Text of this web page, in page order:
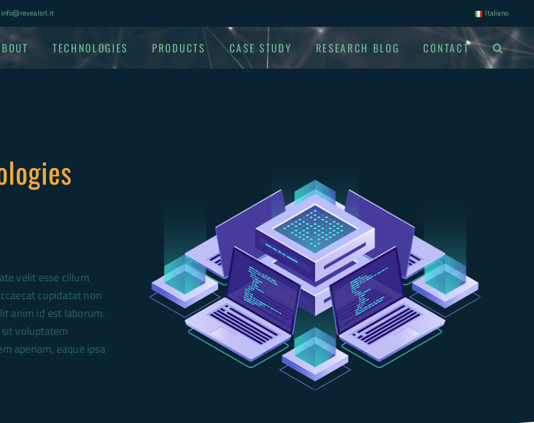
info@revealsrl.it Italiano
TECHNOLOGIES PRODUCTS CASE STUDY RESEARCH BLOG CONTACT
velit esse cillum
cupidatat non
anim id est laborum.
voluptatem
aperiam, eaque ipsa